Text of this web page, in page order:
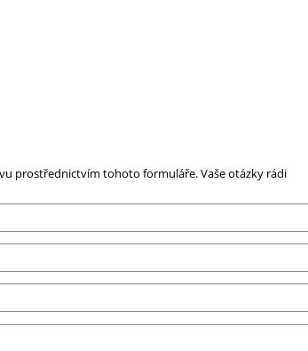
prostřednictvím tohoto formuláře. Vaše otázky rádi